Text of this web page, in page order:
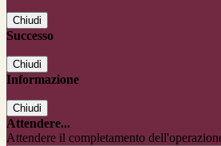
Chiudi
Successo
Chiudi
Informazione
Chiudi
Attendere...
Attendere il completamento